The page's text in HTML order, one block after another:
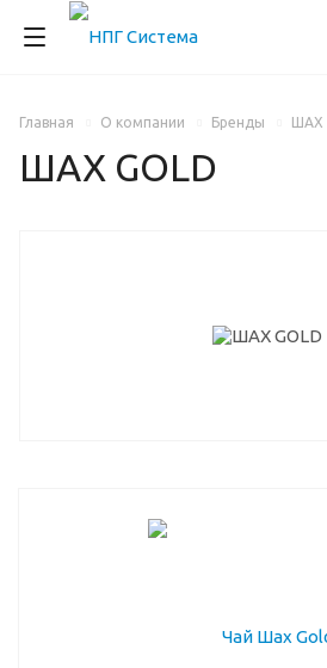
Главная О компании Бренды ШАХ
ШАХ GOLD